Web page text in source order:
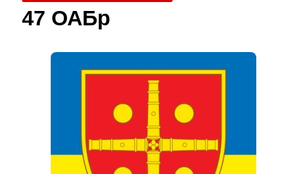
47 ОАБр